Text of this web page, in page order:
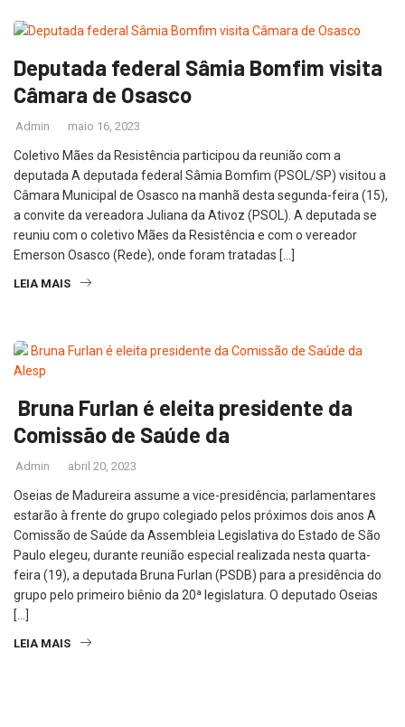
Deputada federal Sâmia Bomfim visita
Câmara de Osasco
Admin maio 16, 2023
Coletivo Mães da Resistência participou da reunião com a
deputada A deputada federal Sâmia Bomfim (PSOL/SP) visitou a
Câmara Municipal de Osasco na manhã desta segunda-feira (15),
a convite da vereadora Juliana da Ativoz (PSOL). A deputada se
reuniu com o coletivo Mães da Resistência e com o vereador
Emerson Osasco (Rede), onde foram tratadas […]
LEIA MAIS
Bruna Furlan é eleita presidente da
Comissão de Saúde da
Admin abril 20, 2023
Oseias de Madureira assume a vice-presidência; parlamentares
estarão à frente do grupo colegiado pelos próximos dois anos A
Comissão de Saúde da Assembleia Legislativa do Estado de São
Paulo elegeu, durante reunião especial realizada nesta quarta-
feira (19), a deputada Bruna Furlan (PSDB) para a presidência do
grupo pelo primeiro biênio da 20ª legislatura. O deputado Oseias
[…]
LEIA MAIS